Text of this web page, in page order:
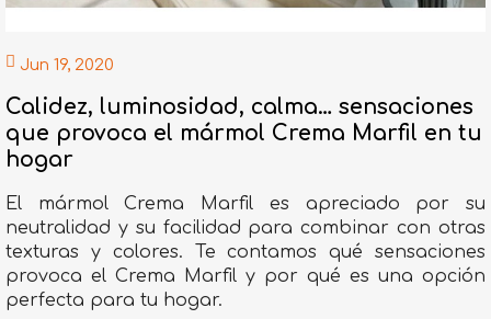
Jun 19, 2020
Calidez, luminosidad, calma… sensaciones
que provoca el mármol Crema Marfil en tu
hogar
El mármol Crema Marfil es apreciado por su
neutralidad y su facilidad para combinar con otras
texturas y colores. Te contamos qué sensaciones
provoca el Crema Marfil y por qué es una opción
perfecta para tu hogar.